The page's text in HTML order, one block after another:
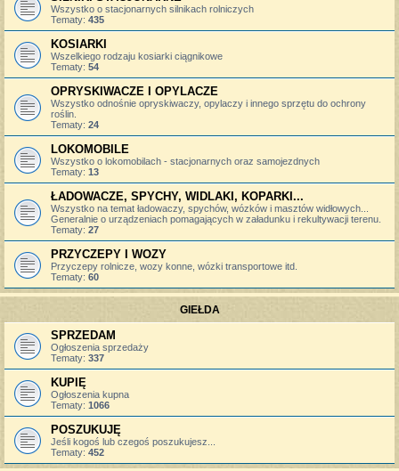
Wszystko o stacjonarnych silnikach rolniczych
Tematy: 435
KOSIARKI
Wszelkiego rodzaju kosiarki ciągnikowe
Tematy: 54
OPRYSKIWACZE I OPYLACZE
Wszystko odnośnie opryskiwaczy, opylaczy i innego sprzętu do ochrony
roślin.
Tematy: 24
LOKOMOBILE
Wszystko o lokomobilach - stacjonarnych oraz samojezdnych
Tematy: 13
ŁADOWACZE, SPYCHY, WIDLAKI, KOPARKI...
Wszystko na temat ładowaczy, spychów, wózków i masztów widłowych...
Generalnie o urządzeniach pomagających w załadunku i rekultywacji terenu.
Tematy: 27
PRZYCZEPY I WOZY
Przyczepy rolnicze, wozy konne, wózki transportowe itd.
Tematy: 60
GIEŁDA
SPRZEDAM
Ogłoszenia sprzedaży
Tematy: 337
KUPIĘ
Ogłoszenia kupna
Tematy: 1066
POSZUKUJĘ
Jeśli kogoś lub czegoś poszukujesz...
Tematy: 452